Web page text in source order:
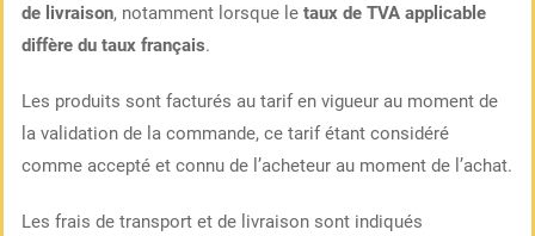
de livraison, notamment lorsque le taux de TVA applicable
diffère du taux français.
Les produits sont facturés au tarif en vigueur au moment de
la validation de la commande, ce tarif étant considéré
comme accepté et connu de l’acheteur au moment de l’achat.
Les frais de transport et de livraison sont indiqués